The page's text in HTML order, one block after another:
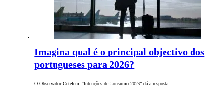
Imagina qual é o principal objectivo dos
portugueses para 2026?
O Observador Cetelem, “Intenções de Consumo 2026” dá a resposta.